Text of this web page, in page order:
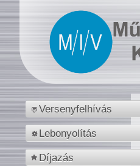
Versenyfelhívás
Lebonyolítás
Díjazás